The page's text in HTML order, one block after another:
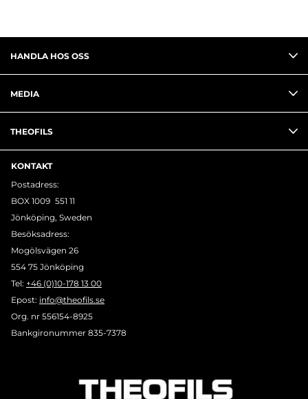
HANDLA HOS OSS
MEDIA
THEOFILS
KONTAKT
Postadress:
BOX 1009 551 11
Jönköping, Sweden
Besöksadress:
Mogölsvägen 26
554 75 Jönköping
Tel: +46 (0)10-178 13 00
Epost: info@theofils.se
Org. nr 556154-8925
Bankgironummer 835-7378